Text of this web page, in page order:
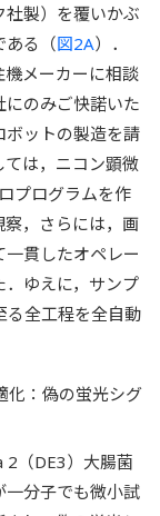
製）を覆いかぶ
ある（図2A）．
メーカーに相談
にのみご快諾いた
ボットの製造を請
は，ニコン顕微
プログラムを作
，さらには，画
貫したオペレー
ゆえに，サンプ
る全工程を全自動
化：偽の蛍光シグ
2（DE3）大腸菌
一分子でも微小試